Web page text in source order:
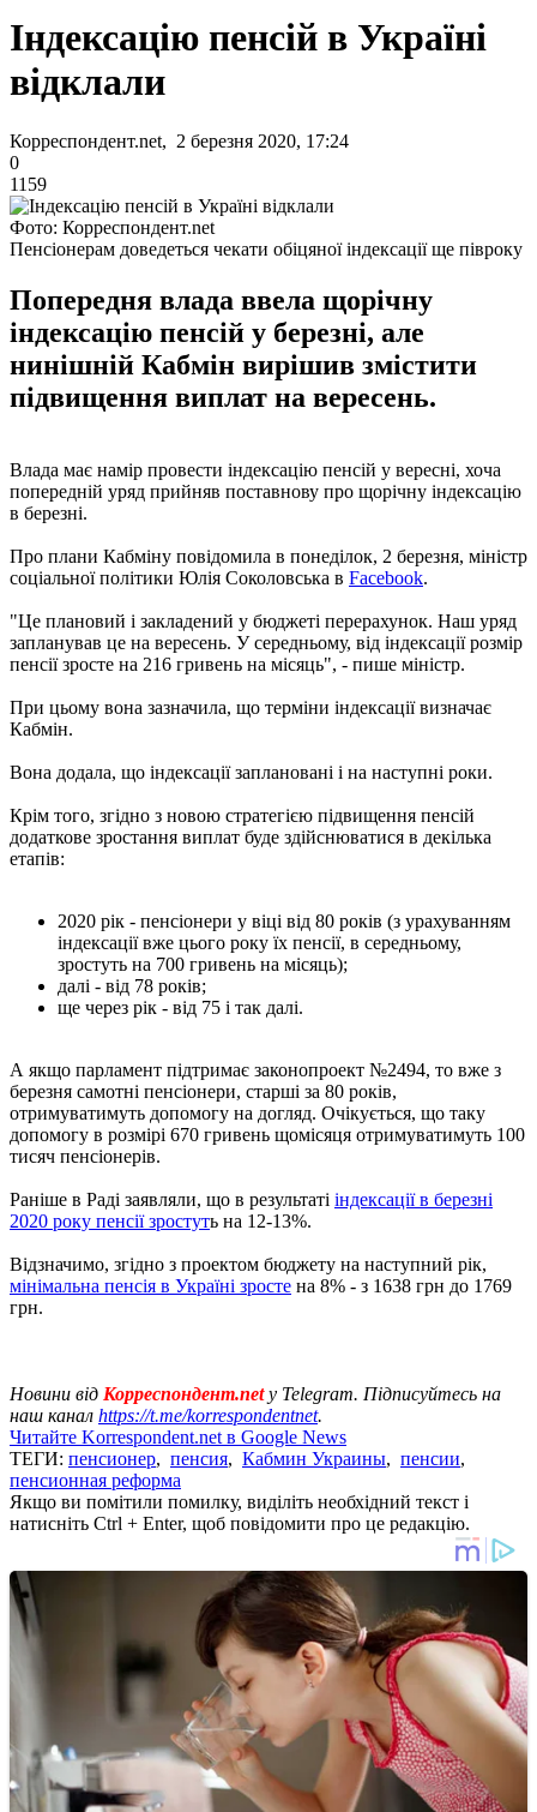
Індексацію пенсій в Україні
відклали
Корреспондент.net, 2 березня 2020, 17:24
0
1159
Фото: Корреспондент.net
Пенсіонерам доведеться чекати обіцяної індексації ще півроку
Попередня влада ввела щорічну
індексацію пенсій у березні, але
нинішній Кабмін вирішив змістити
підвищення виплат на вересень.
Влада має намір провести індексацію пенсій у вересні, хоча
попередній уряд прийняв поставнову про щорічну індексацію
в березні.
Про плани Кабміну повідомила в понеділок, 2 березня, міністр
соціальної політики Юлія Соколовська в Facebook.
"Це плановий і закладений у бюджеті перерахунок. Наш уряд
запланував це на вересень. У середньому, від індексації розмір
пенсії зросте на 216 гривень на місяць", - пише міністр.
При цьому вона зазначила, що терміни індексації визначає
Кабмін.
Вона додала, що індексації заплановані і на наступні роки.
Крім того, згідно з новою стратегією підвищення пенсій
додаткове зростання виплат буде здійснюватися в декілька
етапів:
2020 рік - пенсіонери у віці від 80 років (з урахуванням
індексації вже цього року їх пенсії, в середньому,
зростуть на 700 гривень на місяць);
далі - від 78 років;
ще через рік - від 75 і так далі.
А якщо парламент підтримає законопроект №2494, то вже з
березня самотні пенсіонери, старші за 80 років,
отримуватимуть допомогу на догляд. Очікується, що таку
допомогу в розмірі 670 гривень щомісяця отримуватимуть 100
тисяч пенсіонерів.
Раніше в Раді заявляли, що в результаті індексації в березні
2020 року пенсії зростуть на 12-13%.
Відзначимо, згідно з проектом бюджету на наступний рік,
мінімальна пенсія в Україні зросте на 8% - з 1638 грн до 1769
грн.
Новини від Корреспондент.net у Telegram. Підписуйтесь на
наш канал https://t.me/korrespondentnet.
Читайте Korrespondent.net в Google News
ТЕГИ: пенсионер, пенсия, Кабмин Украины, пенсии,
пенсионная реформа
Якщо ви помітили помилку, виділіть необхідний текст і
натисніть Ctrl + Enter, щоб повідомити про це редакцію.